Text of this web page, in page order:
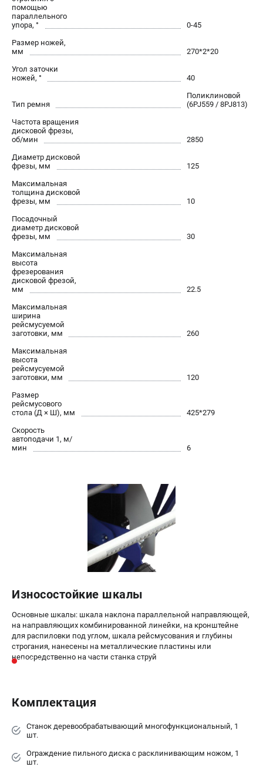
помощью
параллельного
упора, °
0-45
Размер ножей,
мм
270*2*20
Угол заточки
ножей, °
40
Тип ремня
Поликлиновой
(6PJ559 / 8PJ813)
Частота вращения
дисковой фрезы,
об/мин
2850
Диаметр дисковой
фрезы, мм
125
Максимальная
толщина дисковой
фрезы, мм
10
Посадочный
диаметр дисковой
фрезы, мм
30
Максимальная
высота
фрезерования
дисковой фрезой,
мм
22.5
Максимальная
ширина
рейсмусуемой
заготовки, мм
260
Максимальная
высота
рейсмусуемой
заготовки, мм
120
Размер
рейсмусового
стола (Д × Ш), мм
425*279
Скорость
автоподачи 1, м/
мин
6
Износостойкие шкалы
Основные шкалы: шкала наклона параллельной направляющей,
на направляющих комбинированной линейки, на кронштейне
для распиловки под углом, шкала рейсмусования и глубины
строгания, нанесены на металлические пластины или
непосредственно на части станка струй
Комплектация
Станок деревообрабатывающий многофункциональный, 1
шт.
Ограждение пильного диска с расклинивающим ножом, 1
шт.